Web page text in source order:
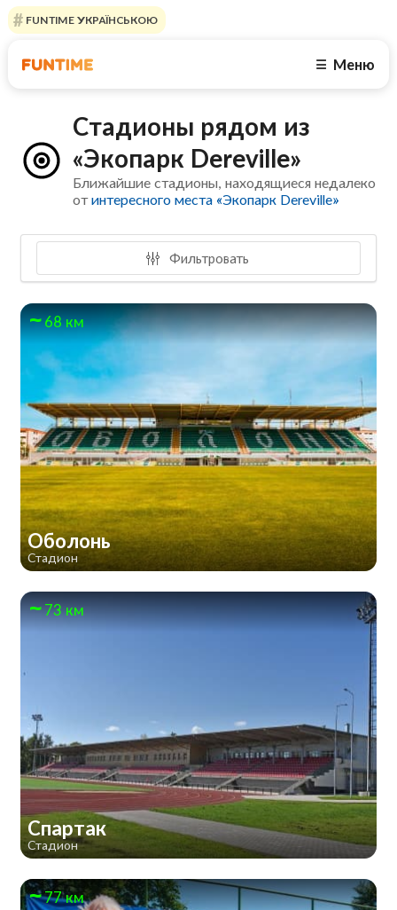
FUNTIME УКРАЇНСЬКОЮ
☰ Меню
Стадионы рядом из
«Экопарк Dereville»
Ближайшие стадионы, находящиеся недалеко
отинтересного места «Экопарк Dereville»
Фильтровать
68 км
Оболонь
Стадион
73 км
Спартак
Стадион
77 км